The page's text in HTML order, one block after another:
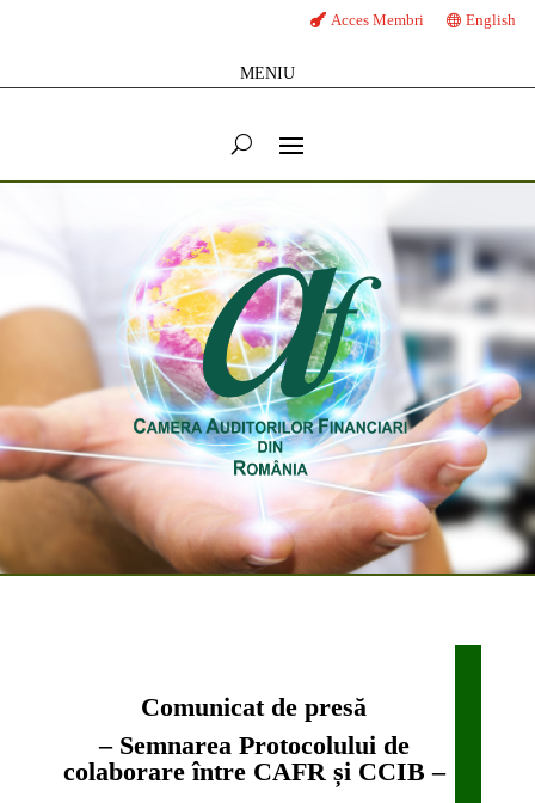
Acces Membri English
MENIU
Comunicat de presă
– Semnarea Protocolului de
colaborare între CAFR și CCIB –